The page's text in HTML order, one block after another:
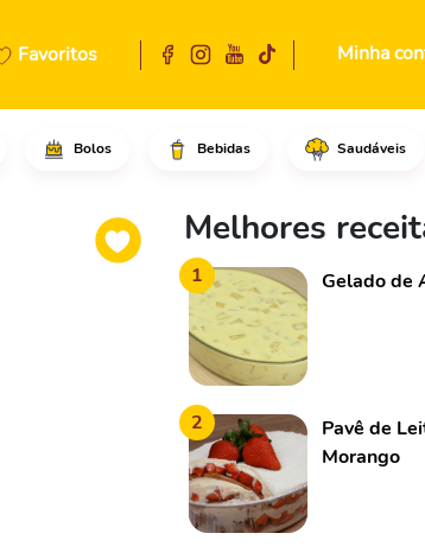
Favoritos Minha
Bolos Bebidas Saudáveis
em rodelas em um
Melhores
1 Gelado de
2
Pavê de
Morango